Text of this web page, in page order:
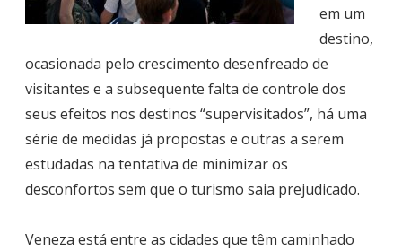
em um
destino,
ocasionada pelo crescimento desenfreado de
visitantes e a subsequente falta de controle dos
seus efeitos nos destinos “supervisitados”, há uma
série de medidas já propostas e outras a serem
estudadas na tentativa de minimizar os
desconfortos sem que o turismo saia prejudicado.
Veneza está entre as cidades que têm caminhado